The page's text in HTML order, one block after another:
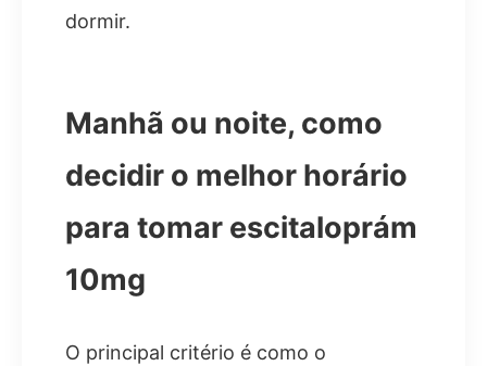
dormir.
Manhã ou noite, como
decidir o melhor horário
para tomar escitaloprám
10mg
O principal critério é como o